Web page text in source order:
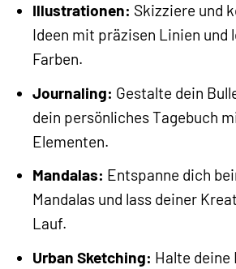
Illustrationen: Skizziere und
Ideen mit präzisen Linien und
Farben.
Journaling: Gestalte dein
dein persönliches Tagebuch
Elementen.
Mandalas: Entspanne dich
Mandalas und lass deiner
Lauf.
Urban Sketching: Halte deine